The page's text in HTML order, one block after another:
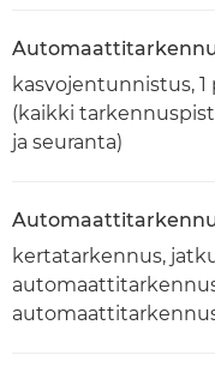
kasvojentunnistus,
(kaikki
ja seuranta)
kertatarkennus,